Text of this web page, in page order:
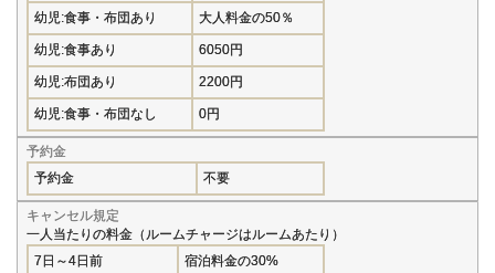
幼児:食事・布団あり 大人料金の50％
幼児:食事あり 6050円
幼児:布団あり 2200円
幼児:食事・布団なし 0円
予約金
予約金
不要
キャンセル規定
一人当たりの料金（ルームチャージはルームあたり）
7日～4日前
宿泊料金の30%